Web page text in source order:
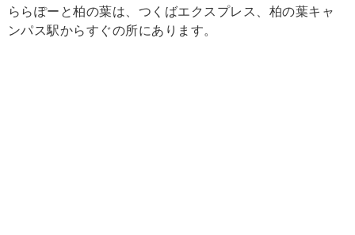
ららぽーと柏の葉は、つくばエクスプレス、柏の葉キャ
ンパス駅からすぐの所にあります。